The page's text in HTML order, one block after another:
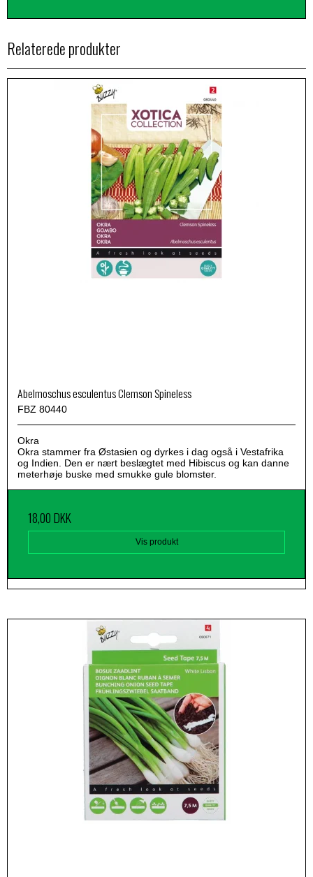
Relaterede produkter
Abelmoschus esculentus Clemson Spineless
FBZ 80440
Okra
Okra stammer fra Østasien og dyrkes i dag også i Vestafrika
og Indien. Den er nært beslægtet med Hibiscus og kan danne
meterhøje buske med smukke gule blomster.
18,00 DKK
Vis produkt